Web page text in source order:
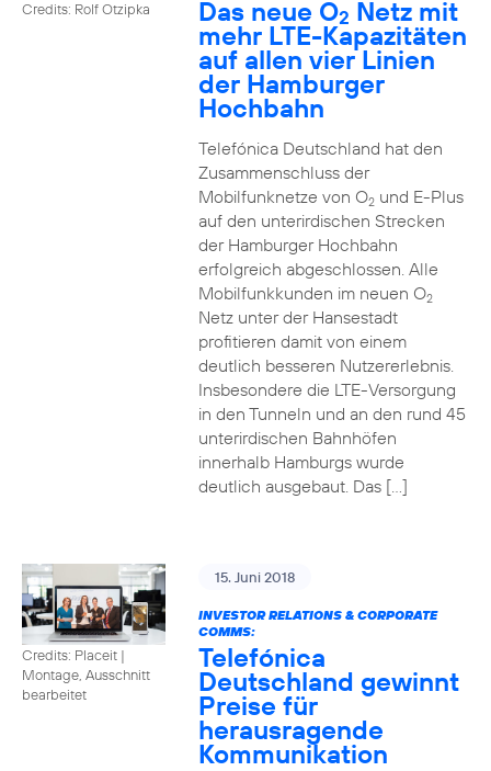
Credits: Rolf Otzipka Das neue O2 Netz mit
mehr LTE-Kapazitäten
auf allen vier Linien
der Hamburger
Hochbahn
Telefónica Deutschland hat den
Zusammenschluss der
Mobilfunknetze von O2und E-Plus
auf den unterirdischen Strecken
der Hamburger Hochbahn
erfolgreich abgeschlossen. Alle
Mobilfunkkunden im neuen O2
Netz unter der Hansestadt
profitieren damit von einem
deutlich besseren Nutzererlebnis.
Insbesondere die LTE-Versorgung
in den Tunneln und an den rund 45
unterirdischen Bahnhöfen
innerhalb Hamburgs wurde
deutlich ausgebaut. Das […]
Credits: Placeit |
Montage, Ausschnitt
bearbeitet
15. Juni 2018
INVESTOR RELATIONS & CORPORATE
COMMS:
Telefónica
Deutschland gewinnt
Preise für
herausragende
Kommunikation